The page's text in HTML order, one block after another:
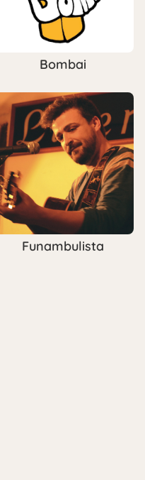
Bombai
Funambulista